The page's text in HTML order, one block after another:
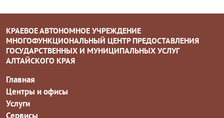
КРАЕВОЕ АВТОНОМНОЕ УЧРЕЖДЕНИЕ
МНОГОФУНКЦИОНАЛЬНЫЙ ЦЕНТР ПРЕДОСТАВЛЕНИЯ
ГОСУДАРСТВЕННЫХ И МУНИЦИПАЛЬНЫХ УСЛУГ
АЛТАЙСКОГО КРАЯ
Главная
Центры и офисы
Услуги
Сервисы